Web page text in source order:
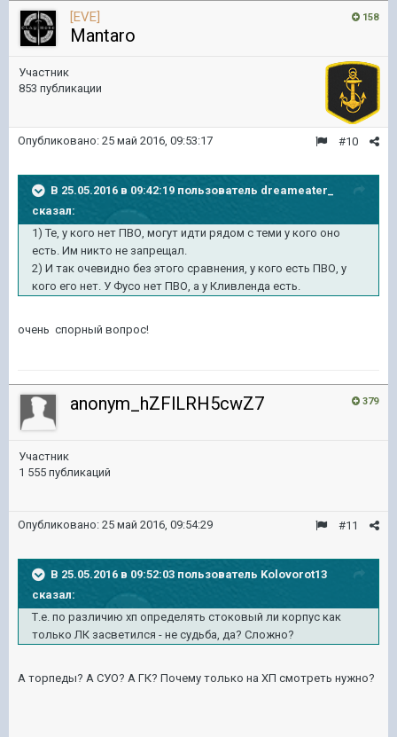
158
[EVE]
Mantaro
Участник
853 публикации
#10
Опубликовано: 25 май 2016, 09:53:17
В 25.05.2016 в 09:42:19 пользователь dreameater_
сказал:
1) Те, у кого нет ПВО, могут идти рядом с теми у кого оно
есть. Им никто не запрещал.
2) И так очевидно без этого сравнения, у кого есть ПВО, у
кого его нет. У Фусо нет ПВО, а у Кливленда есть.
очень спорный вопрос!
379
anonym_hZFlLRH5cwZ7
Участник
1 555 публикаций
#11
Опубликовано: 25 май 2016, 09:54:29
В 25.05.2016 в 09:52:03 пользователь Kolovorot13
сказал:
Т.е. по различию хп определять стоковый ли корпус как
только ЛК засветился - не судьба, да? Сложно?
А торпеды? А СУО? А ГК? Почему только на ХП смотреть нужно?